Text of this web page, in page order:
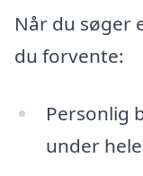
Når du søger
du forvente:
Personlig
under